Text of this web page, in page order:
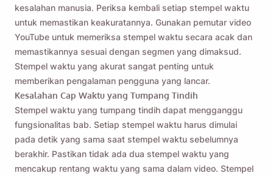
kesalahan manusia. Periksa kembali setiap stempel waktu
untuk memastikan keakuratannya. Gunakan pemutar video
YouTube untuk memeriksa stempel waktu secara acak dan
memastikannya sesuai dengan segmen yang dimaksud.
Stempel waktu yang akurat sangat penting untuk
memberikan pengalaman pengguna yang lancar.
Kesalahan Cap Waktu yang Tumpang Tindih
Stempel waktu yang tumpang tindih dapat mengganggu
fungsionalitas bab. Setiap stempel waktu harus dimulai
pada detik yang sama saat stempel waktu sebelumnya
berakhir. Pastikan tidak ada dua stempel waktu yang
mencakup rentang waktu yang sama dalam video. Stempel